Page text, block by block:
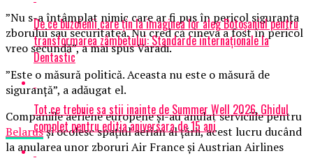
”Nu s-a întâmplat nimic care ar fi pus în pericol siguranţa
zborului sau securitatea. Nu cred că cineva a fost în pericol
vreo secundă”, a mai spus Varadi.
”Este o măsură politică. Aceasta nu este o măsură de
siguranţă”, a adăugat el.
Companiile aeriene europene şi-au anulat serviciile pentru
Belarusşi ocolesc spaţiul aerian al ţării, acest lucru ducând
la anularea unor zboruri Air France şi Austrian Airlines
De ce buzoienii care țin la imaginea lor aleg Botoșaniul pentru
transformarea zâmbetului: Standarde internaționale la
Dentastic
Tot ce trebuie sa stii inainte de Summer Well 2026. Ghidul
complet pentru editia aniversara de 15 ani